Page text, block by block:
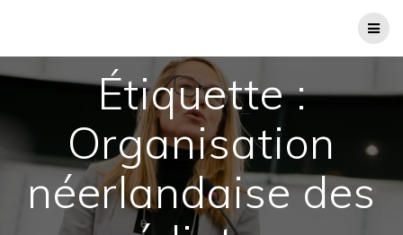
Étiquette :
Organisation
néerlandaise des